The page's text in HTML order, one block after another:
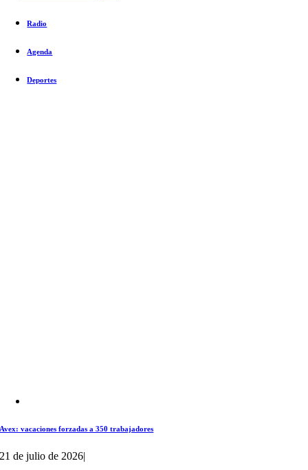
Radio
Agenda
Deportes
Avex: vacaciones forzadas a 350 trabajadores
21 de julio de 2026|